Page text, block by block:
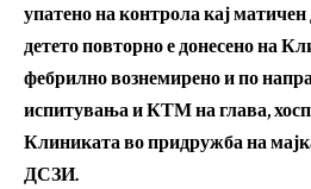
упатено на контрола кај
детето повторно е донесено на
фебрилно вознемирено и по
испитувања и КТМ на глава,
Клиниката во придружба на
ДСЗИ.